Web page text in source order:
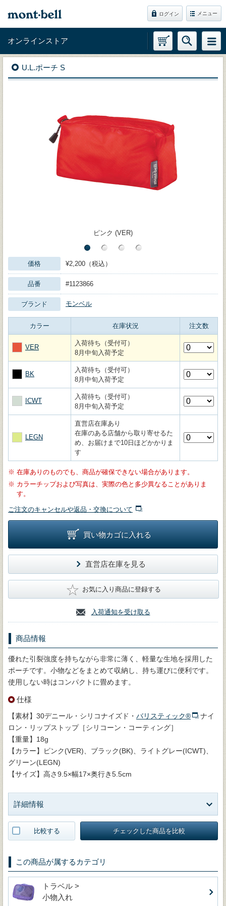
ログイン メニュー
オンラインストア
U.L.ポーチ S
ピンク (VER)
価格 ¥2,200（税込）
品番 #1123866
ブランド モンベル
カラー 在庫状況 注文数
VER
入荷待ち（受付可）
8月中旬入荷予定
BK
入荷待ち（受付可）
8月中旬入荷予定
ICWT
入荷待ち（受付可）
8月中旬入荷予定
LEGN
直営店在庫あり
在庫のある店舗から取り寄せるた
め、お届けまで10日ほどかかりま
す
※ 在庫ありのものでも、商品が確保できない場合があります。
※ カラーチップおよび写真は、実際の色と多少異なることがありま
す。
ご注文のキャンセルや返品・交換について
買い物カゴに入れる
直営店在庫を見る
★ お気に入り商品に登録する
入荷通知を受け取る
商品情報
優れた引裂強度を持ちながら非常に薄く、軽量な生地を採用した
ポーチです。小物などをまとめて収納し、持ち運びに便利です。
使用しない時はコンパクトに畳めます。
仕様
【素材】30デニール・シリコナイズド・ バリスティック®
ナイ
ロン・リップストップ［シリコーン・コーティング］
【重量】18g
【カラー】ピンク(VER)、ブラック(BK)、ライトグレー(ICWT)、
グリーン(LEGN)
【サイズ】高さ9.5×幅17×奥行き5.5cm
詳細情報
比較する チェックした商品を比較
この商品が属するカテゴリ
トラベル >
小物入れ